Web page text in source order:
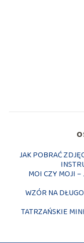
JAK POBRAĆ
MOI CZY MOJI
WZÓR NA
TATRZAŃSKIE